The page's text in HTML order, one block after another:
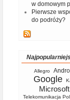
w domowym
Pierwsze
do podróży?
Allegro
Google
Microsoft
Telekomunikacja